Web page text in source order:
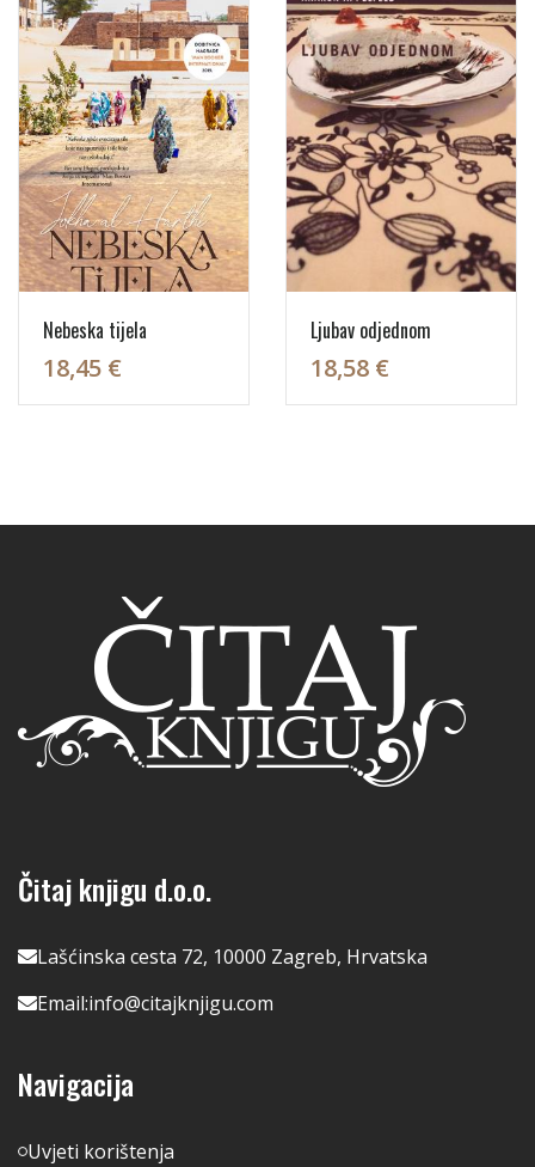
Nebeska tijela
18,45 €
Ljubav odjednom
18,58 €
Čitaj knjigu d.o.o.
Lašćinska cesta 72, 10000 Zagreb, Hrvatska
Email:info@citajknjigu.com
Navigacija
Uvjeti korištenja